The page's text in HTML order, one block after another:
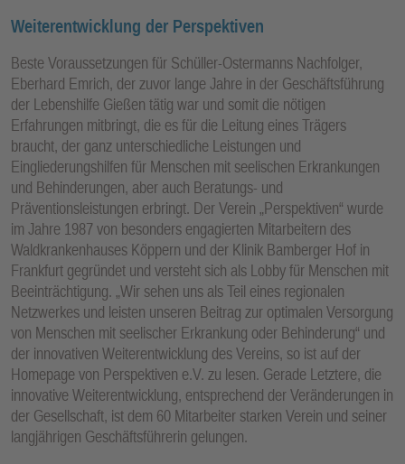
Weiterentwicklung der Perspektiven
Beste Voraussetzungen für Schüller-Ostermanns Nachfolger,
Eberhard Emrich, der zuvor lange Jahre in der Geschäftsführung
der Lebenshilfe Gießen tätig war und somit die nötigen
Erfahrungen mitbringt, die es für die Leitung eines Trägers
braucht, der ganz unterschiedliche Leistungen und
Eingliederungshilfen für Menschen mit seelischen Erkrankungen
und Behinderungen, aber auch Beratungs- und
Präventionsleistungen erbringt. Der Verein „Perspektiven“ wurde
im Jahre 1987 von besonders engagierten Mitarbeitern des
Waldkrankenhauses Köppern und der Klinik Bamberger Hof in
Frankfurt gegründet und versteht sich als Lobby für Menschen mit
Beeinträchtigung. „Wir sehen uns als Teil eines regionalen
Netzwerkes und leisten unseren Beitrag zur optimalen Versorgung
von Menschen mit seelischer Erkrankung oder Behinderung“ und
der innovativen Weiterentwicklung des Vereins, so ist auf der
Homepage von Perspektiven e.V. zu lesen. Gerade Letztere, die
innovative Weiterentwicklung, entsprechend der Veränderungen in
der Gesellschaft, ist dem 60 Mitarbeiter starken Verein und seiner
langjährigen Geschäftsführerin gelungen.